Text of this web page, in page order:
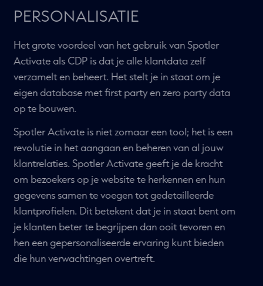
PERSONALISATIE
Activate als CDP is dat je alle klantdata zelf
verzamelt en beheert. Het stelt je in staat om je
eigen database met first party en zero party data
op te bouwen.
Spotler Activate is niet zomaar een tool; het is een
revolutie in het aangaan en beheren van al jouw
klantrelaties. Spotler Activate geeft je de kracht
om bezoekers op je website te herkennen en hun